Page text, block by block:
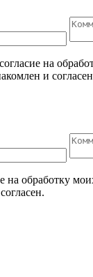
на
и
на обработку